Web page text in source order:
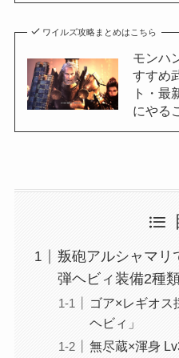
ワイルズ攻略まとめはこちら
モンハ
すすめ
ト・最
にやる
叛砲アルシャマリ
弾ヘビィ装備2種
ゴア×レギオス
ヘビィ」
無尽蔵×渾身